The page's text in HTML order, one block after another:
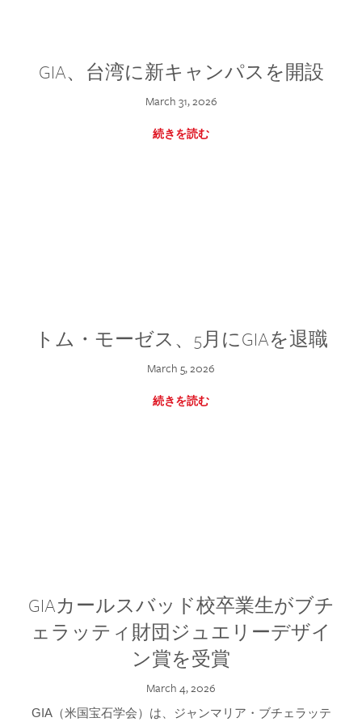
GIA、台湾に新キャンパスを開設
March 31, 2026
続きを読む
トム・モーゼス、5月にGIAを退職
March 5, 2026
続きを読む
GIAカールスバッド校卒業生がブチ
ェラッティ財団ジュエリーデザイ
ン賞を受賞
March 4, 2026
GIA（米国宝石学会）は、ジャンマリア・ブチェラッテ